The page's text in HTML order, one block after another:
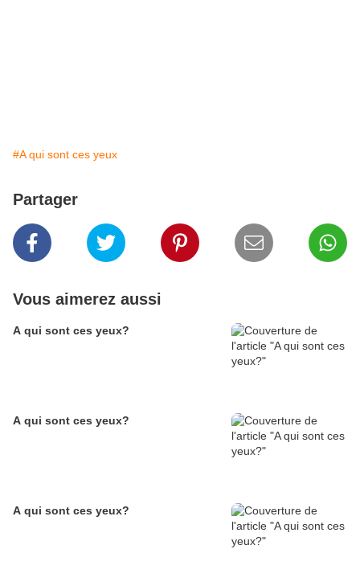
#A qui sont ces yeux
Partager
Vous aimerez aussi
A qui sont ces yeux?
A qui sont ces yeux?
A qui sont ces yeux?